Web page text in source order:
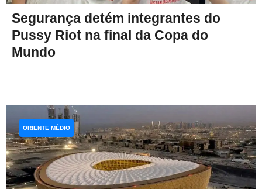
Segurança detém integrantes do
Pussy Riot na final da Copa do
Mundo
ORIENTE MÉDIO